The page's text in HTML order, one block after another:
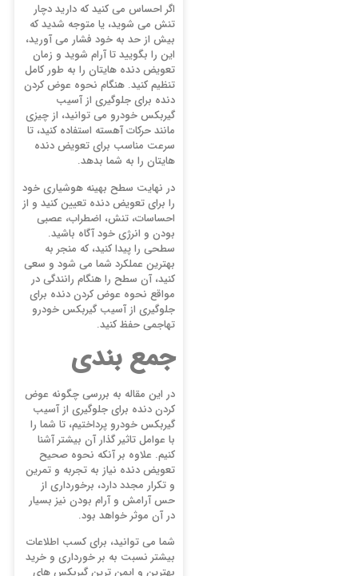
اگر احساس می کنید که دارید دچار
تنش می شوید، یا متوجه شدید که
بیش از حد به خود فشار می آورید،
این را بگویید تا آرام شوید و زمان
تعویض دنده هایتان را به طور کامل
تنظیم کنید. هنگام نحوه عوض کردن
دنده برای جلوگیری از آسیب
گیربکس خودرو می توانید، از چیزی
مانند حرکات آهسته استفاده کنید، تا
سرعت مناسب برای تعویض دنده
هایتان را به شما بدهد.
در نهایت سطح بهینه هوشیاری خود
را برای تعویض دنده تعیین کنید و از
احساسات، تنش، اضطراب، عصبی
بودن و انرژی خود آگاه باشید.
سطحی را پیدا کنید، که منجر به
بهترین عملکرد شما می شود و سعی
کنید، آن سطح را هنگام رانندگی در
مواقع نحوه عوض کردن دنده برای
جلوگیری از آسیب گیربکس خودرو
تهاجمی حفظ کنید.
جمع بندی
در این مقاله به بررسی چگونه عوض
کردن دنده برای جلوگیری از آسیب
گیربکس خودرو پرداختیم، تا شما را
با عوامل تاثیر گذار آن بیشتر آشنا
کنیم. علاوه بر آنکه نحوه صحیح
تعویض دنده نیاز به تجربه و تمرین
و تکرار مجدد دارد، برخورداری از
حس آرامش و آرام بودن نیز بسیار
در آن موثر خواهد بود.
شما می توانید، برای کسب اطلاعات
بیشتر نسبت به بر خورداری و خرید